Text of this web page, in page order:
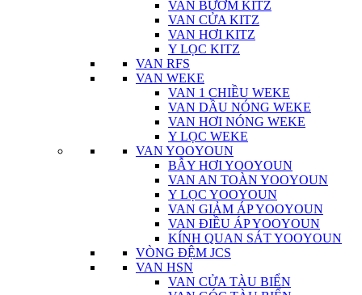
VAN BƯỚM KITZ
VAN CỬA KITZ
VAN HƠI KITZ
Y LỌC KITZ
VAN RFS
VAN WEKE
VAN 1 CHIỀU WEKE
VAN DẦU NÓNG WEKE
VAN HƠI NÓNG WEKE
Y LỌC WEKE
VAN YOOYOUN
BẪY HƠI YOOYOUN
VAN AN TOÀN YOOYOUN
Y LỌC YOOYOUN
VAN GIẢM ÁP YOOYOUN
VAN ĐIỀU ÁP YOOYOUN
KÍNH QUAN SÁT YOOYOUN
VÒNG ĐỆM JCS
VAN HSN
VAN CỬA TÀU BIỂN